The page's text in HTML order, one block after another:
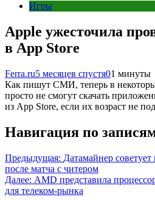
Игры
Apple ужесточила
в App Store
Ferra.ru5 месяцев спустя01 минуты
Как пишут СМИ, теперь в
просто не смогут скачать
из App Store, если их возраст не
Навигация по
Предыдущая: Датамайнер
после матча с читером
Далее: AMD представила
для телеком-рынка